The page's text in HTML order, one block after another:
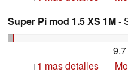
Super Pi mod 1.5 XS 1M-
+ 1 mas detalles +